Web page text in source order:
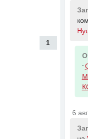
1
-
6